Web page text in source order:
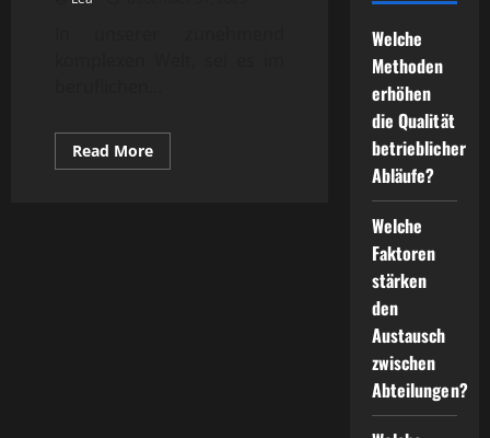
Read MoreRead
more
Welche
Methoden
erhöhen
die Qualität
betrieblicher
Abläufe?
Welche
Faktoren
stärken
den
Austausch
zwischen
Abteilungen?